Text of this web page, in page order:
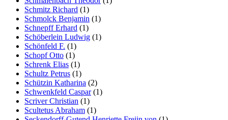
Schmitz Richard (1)
Schmolck Benjamin (1)
Schnepff Erhard (1)
Schöberlein Ludwig (1)
Schönfeld F. (1)
Schopf Otto (1)
Schrenk Elias (1)
Schultz Petrus (1)
Schützin Katharina (2)
Schwenkfeld Caspar(1)
Scriver Christian (1)
Scultetus Abraham (1)